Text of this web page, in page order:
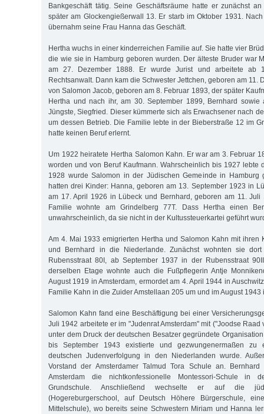
Bankgeschäft tätig. Seine Geschäftsräume hatte er zunächst
später am Glockengießerwall 13. Er starb im Oktober 1931.
übernahm seine Frau Hanna das Geschäft.
Hertha wuchs in einer kinderreichen Familie auf. Sie hatte vier
die wie sie in Hamburg geboren wurden. Der älteste Bruder war
am 27. Dezember 1888. Er wurde Jurist und arbeitete ab
Rechtsanwalt. Dann kam die Schwester Jettchen, geboren am 11.
von Salomon Jacob, geboren am 8. Februar 1893, der später
Hertha und nach ihr, am 30. September 1899, Bernhard
Jüngste, Siegfried. Dieser kümmerte sich als Erwachsener nach
um dessen Betrieb. Die Familie lebte in der Bieberstraße 12 im
hatte keinen Beruf erlernt.
Um 1922 heiratete Hertha Salomon Kahn. Er war am 3. Februar
worden und von Beruf Kaufmann. Wahrscheinlich bis 1927 lebte
1928 wurde Salomon in der Jüdischen Gemeinde in Hamburg
hatten drei Kinder: Hanna, geboren am 13. September 1923 in
am 17. April 1926 in Lübeck und Bernhard, geboren am 11.
Familie wohnte am Grindelberg 77T. Dass Hertha einen
unwahrscheinlich, da sie nicht in der Kultussteuerkartei geführt
Am 4. Mai 1933 emigrierten Hertha und Salomon Kahn mit ihren
und Bernhard in die Niederlande. Zunächst wohnten sie
Rubensstraat 80I, ab September 1937 in der Rubensstraat
derselben Etage wohnte auch die Fußpflegerin Antje
August 1919 in Amsterdam, ermordet am 4. April 1944 in
Familie Kahn in die Zuider Amstellaan 205 um und im August 1943
Salomon Kahn fand eine Beschäftigung bei einer
Juli 1942 arbeitete er im "Judenrat Amsterdam" mit ("Joodse Raad
unter dem Druck der deutschen Besatzer gegründete
bis September 1943 existierte und gezwungenermaßen zu
deutschen Judenverfolgung in den Niederlanden wurde.
Vorstand der Amsterdamer Talmud Tora Schule an.
Amsterdam die nichtkonfessionelle Montessori-Schule in
Grundschule. Anschließend wechselte er auf die
(Hogereburgerschool, auf Deutsch Höhere Bürgerschule,
Mittelschule), wo bereits seine Schwestern Miriam und Hanna